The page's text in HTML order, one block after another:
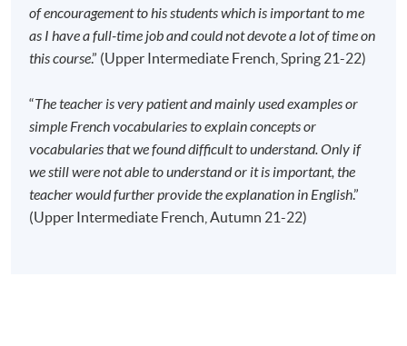
地点
港大保良何鸿燊社区书院
of encouragement to his students which is important to me
as I have a full-time job and could not devote a lot of time on
this course.” (Upper Intermediate French, Spring 21-22)
“The teacher is very patient and mainly used examples or
simple French vocabularies to explain concepts or
vocabularies that we found difficult to understand. Only if
we still were not able to understand or it is important, the
teacher would further provide the explanation in English.”
(Upper Intermediate French, Autumn 21-22)